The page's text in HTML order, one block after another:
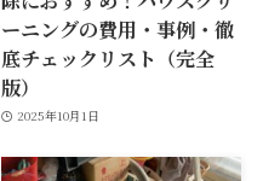
ーニングの費用・事例・徹
底チェックリスト（完全
版）
2025年10月1日